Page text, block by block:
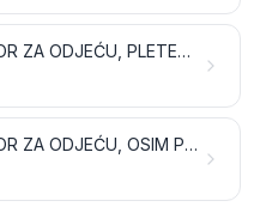
ODJEĆA I PRIBOR ZA ODJEĆU, PLETENI ILI KUKIČANI
ODJEĆA I PRIBOR ZA ODJEĆU, OSIM PLETENIH ILI KUKIČANIH